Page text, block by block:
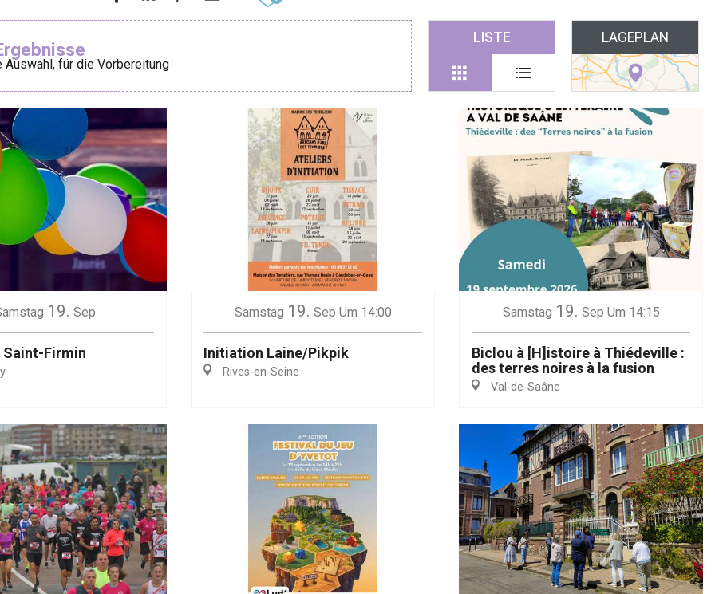
Lille 2h30
Bresle
Ajouter aux favoris
Auswahl, für die Vorbereitung
LISTE LAGEPLAN
19. Sep
Saint-Firmin
Samstag 19. Sep Um 14:00
Initiation Laine/Pikpik
Rives-en-Seine
Samstag 19. Sep Um 14:15
Biclou à [H]istoire à Thiédeville :
des terres noires à la fusion
Val-de-Saâne